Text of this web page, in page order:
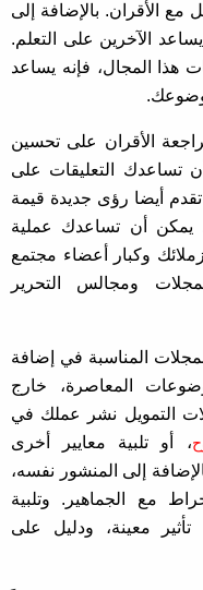
مع الأقران. بالإضافة إلى
الآخرين على التعلم.
هذا المجال، فإنه يساعد
الأقران على تحسين
تساعدك التعليقات على
أيضا رؤى جديدة قيمة
يمكن أن تساعدك عملية
وكبار أعضاء مجتمع
ومجالس التحرير
المناسبة في إضافة
المعاصرة، خارج
التمويل نشر عملك في
، أو تلبية معايير أخرى
إلى المنشور نفسه،
مع الجماهير. وتلبية
معينة، ودليل على